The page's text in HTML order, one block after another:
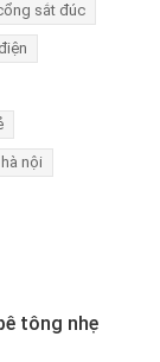
sắt đúc
nội
tông nhẹ